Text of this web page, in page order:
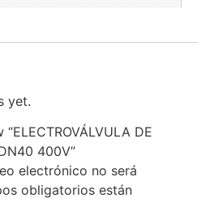
yet.
DE
400V”
electrónico no será
obligatorios están